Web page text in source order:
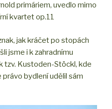
primáriem, uvedlo mimo
kvartet op.11
jak kráčet po stopách
jsme i k zahradnímu
tzv. Kustoden-Stöckl, kde
právo bydlení udělil sám